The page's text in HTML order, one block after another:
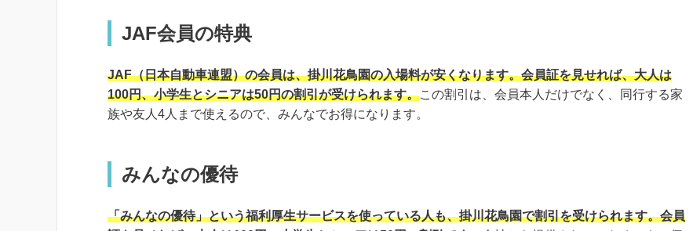
JAF会員の特典
JAF（日本自動車連盟）の会員は、掛川花鳥園の入場料が安くなります。会員証を見せれば、大人は
100円、小学生とシニアは50円の割引が受けられます。この割引は、会員本人だけでなく、同行する家
族や友人4人まで使えるので、みんなでお得になります。
みんなの優待
「みんなの優待」という福利厚生サービスを使っている人も、掛川花鳥園で割引を受けられます。会員